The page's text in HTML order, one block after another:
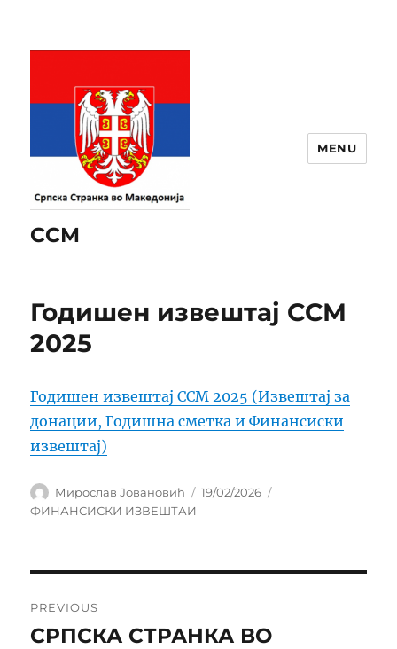
ССМ
MENU
Годишен извештај ССМ
2025
Годишен извештај ССМ 2025 (Извештај за
донации, Годишна сметка и Финансиски
извештај)
Author
Мирослав Јовановић
Posted
19/02/2026
ФИНАНСИСКИ ИЗВЕШТАИ
на
PREVIOUS
Previous
СРПСКА СТРАНКА ВО